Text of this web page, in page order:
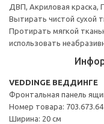
ДВП, Акриловая краска,
Вытирать чистой сухой
Протирать мягкой
использовать
VEDDINGE ВЕДДИНГЕ
Фронтальная панель
Номер товара: 703.673.64
Ширина: 20 см